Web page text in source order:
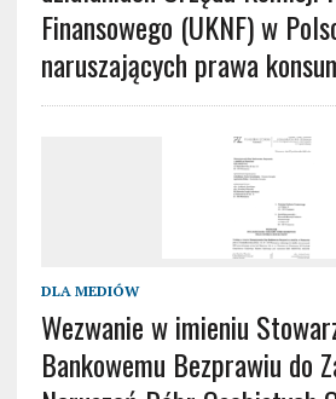
Finansowego (UKNF) w
naruszających prawa
DLA MEDIÓW
Wezwanie w imieniu
Bankowemu Bezprawiu do